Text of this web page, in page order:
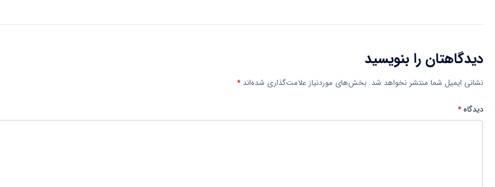
دیدگاهتان را بنویسید
نشانی ایمیل شما منتشر نخواهد شد. بخش‌های موردنیاز علامت‌گذاری شده‌اند *
دیدگاه*